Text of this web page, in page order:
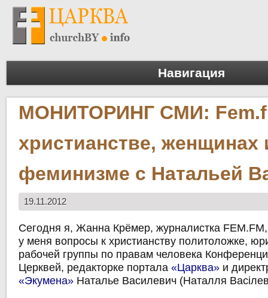
Навигация
МОНИТОРИНГ СМИ:
христианстве, женщинах
феминизме с Натальей
19.11.2012
Сегодня я, Жанна Крёмер, журналистка
у меня вопросы к христианству политоложке,
рабочей группы по правам человека
Церквей, редакторке портала«Царква» и
«Экумена» Наталье Василевич (Наталля